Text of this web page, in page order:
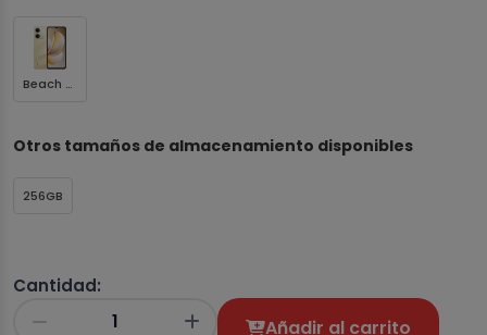
Beach Gold
Otros tamaños de almacenamiento disponibles
256GB
Cantidad:
Añadir al carrito